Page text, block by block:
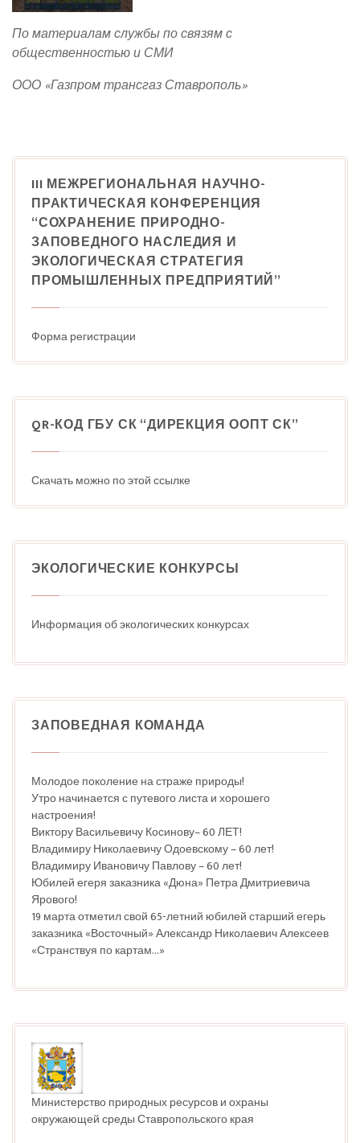
По материалам службы по связям с
общественностью и СМИ
ООО «Газпром трансгаз Ставрополь»
III МЕЖРЕГИОНАЛЬНАЯ НАУЧНО-
ПРАКТИЧЕСКАЯ КОНФЕРЕНЦИЯ
“СОХРАНЕНИЕ ПРИРОДНО-
ЗАПОВЕДНОГО НАСЛЕДИЯ И
ЭКОЛОГИЧЕСКАЯ СТРАТЕГИЯ
ПРОМЫШЛЕННЫХ ПРЕДПРИЯТИЙ”
Форма регистрации
QR-КОД ГБУ СК “ДИРЕКЦИЯ ООПТ СК”
Скачать можно по этой ссылке
ЭКОЛОГИЧЕСКИЕ КОНКУРСЫ
Информация об экологических конкурсах
ЗАПОВЕДНАЯ КОМАНДА
Молодое поколение на страже природы!
Утро начинается с путевого листа и хорошего
настроения!
Виктору Васильевичу Косинову– 60 ЛЕТ!
Владимиру Николаевичу Одоевскому – 60 лет!
Владимиру Ивановичу Павлову – 60 лет!
Юбилей егеря заказника «Дюна» Петра Дмитриевича
Ярового!
19 марта отметил свой 65-летний юбилей старший егерь
заказника «Восточный» Александр Николаевич Алексеев
«Странствуя по картам…»
Министерство природных ресурсов и охраны
окружающей среды Ставропольского края